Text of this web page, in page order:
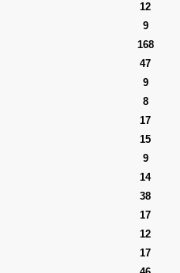
12
9
168
47
9
8
17
15
9
14
38
17
12
17